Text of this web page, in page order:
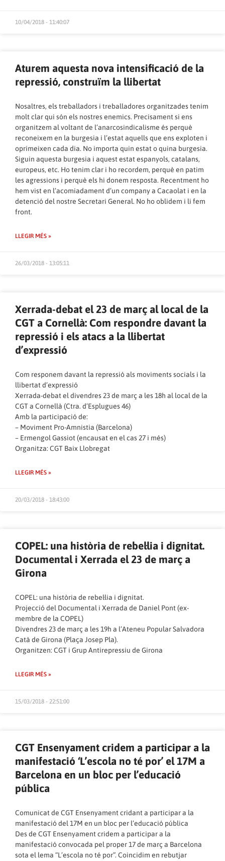
10/04/2018 - 11:40:07
Aturem aquesta nova intensificació de la
repressió, construïm la llibertat
Nosaltres, els treballadors i treballadores organitzades tenim
molt clar qui són els nostres enemics. Precisament si ens
organitzem al voltant de l’anarcosindicalisme és perquè
reconeixem en la burgesia i l’estat aquells que ens exploten i
oprimeixen cada dia. No importa quin estat o quina burgesia.
Siguin aquesta burgesia i aquest estat espanyols, catalans,
europeus, etc. Ho tenim clar i ho recordem, perquè en patim
les agressions i perquè els hi donem resposta. Recentment ho
hem vist en l’acomiadament d’un company a Cacaolat i en la
detenció del nostre Secretari General. No ho oblidem i li fem
front.
LLEGIR MÉS »
26/03/2018 - 13:05:11
Xerrada-debat el 23 de març al local de la
CGT a Cornellà: Com respondre davant la
repressió i els atacs a la llibertat
d’expressió
Com responem davant la repressió als moviments socials i la
llibertat d’expressió
Xerrada-debat el divendres 23 de març a les 18h al local de la
CGT a Cornellà (Ctra. d’Esplugues 46)
Amb la participació de:
– Moviment Pro-Amnistia (Barcelona)
– Ermengol Gassiot (encausat en el cas 27 i més)
Organitza: CGT Baix Llobregat
LLEGIR MÉS »
20/03/2018 - 18:43:00
COPEL: una història de rebel·lia i dignitat.
Documental i Xerrada el 23 de març a
Girona
COPEL: una història de rebel·lia i dignitat.
Projecció del Documental i Xerrada de Daniel Pont (ex-
membre de la COPEL)
Divendres 23 de març a les 19h a l’Ateneu Popular Salvadora
Catà de Girona (Plaça Josep Pla).
Organitzen: CGT i Grup Antirepressiu de Girona
LLEGIR MÉS »
15/03/2018 - 22:51:00
CGT Ensenyament cridem a participar a la
manifestació ‘L’escola no té por’ el 17M a
Barcelona en un bloc per l’educació
pública
Comunicat de CGT Ensenyament cridant a participar a la
manifestació del 17M en un bloc per l’educació pública
Des de CGT Ensenyament cridem a participar a la
manifestació convocada pel proper 17 de març a Barcelona
sota el lema “L’escola no té por”. Coincidim en rebutjar